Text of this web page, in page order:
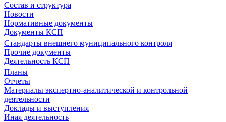
Состав и структура
Новости
Нормативные документы
Документы КСП
Стандарты внешнего муниципального контроля
Прочие документы
Деятельность КСП
Планы
Отчеты
Материалы экспертно-аналитической и контрольной
деятельности
Доклады и выступления
Иная деятельность